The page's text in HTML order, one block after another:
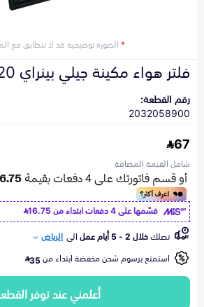
*الصورة توضيحية قد لا تتطابق مع
فلتر هواء مكينة جيلي بينراي 2020-2023
رقم القطعة:
2032058900
67
شامل القيمة المضافة
قسّمها على 4 دفعات ابتداء من
16.75
تصلكخلال 2 - 5 أيام عمل الى الرياض
استمتع برسوم شحن مخفضة ابتداء من35
أعلمني عند توفر